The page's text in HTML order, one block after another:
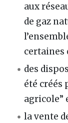
aux
de gaz
certaines
des
été créés
agricole”
la vente